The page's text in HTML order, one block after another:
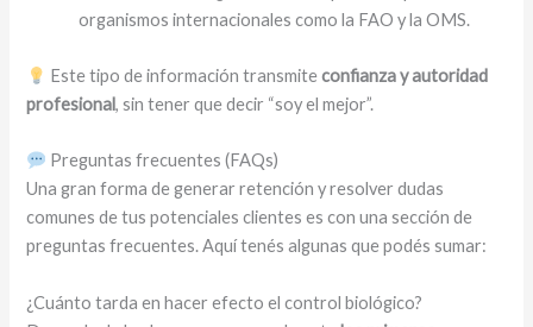
organismos internacionales como la FAO y la OMS.
Este tipo de información transmiteconfianza y autoridad
profesional, sin tener que decir “soy el mejor”.
Preguntas frecuentes (FAQs)
Una gran forma de generar retención y resolver dudas
comunes de tus potenciales clientes es con una sección de
preguntas frecuentes. Aquí tenés algunas que podés sumar:
¿Cuánto tarda en hacer efecto el control biológico?